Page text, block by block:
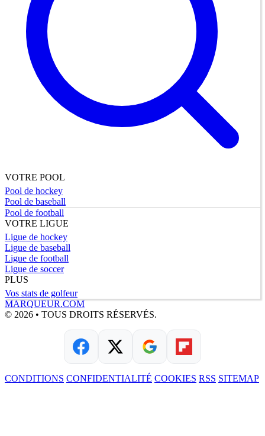
VOTRE POOL
Pool de hockey
Pool de baseball
Pool de football
VOTRE LIGUE
Ligue de hockey
Ligue de baseball
Ligue de football
Ligue de soccer
PLUS
Vos stats de golfeur
MARQUEUR.COM
© 2026 • TOUS DROITS RÉSERVÉS.
CONDITIONS CONFIDENTIALITÉ COOKIES RSS SITEMAP